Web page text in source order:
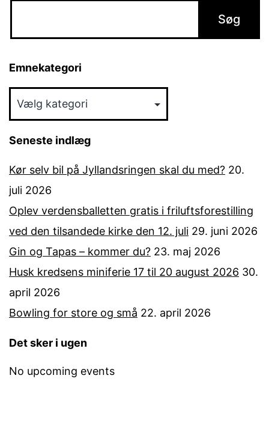
Emnekategori
Seneste indlæg
Kør selv bil på Jyllandsringen skal du med? 20.
juli 2026
Oplev verdensballetten gratis i friluftsforestilling
ved den tilsandede kirke den 12. juli 29. juni 2026
Gin og Tapas – kommer du? 23. maj 2026
Husk kredsens miniferie 17 til 20 august 2026 30.
april 2026
Bowling for store og små 22. april 2026
Det sker i ugen
No upcoming events